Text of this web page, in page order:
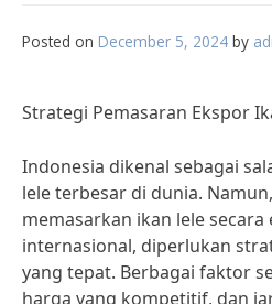
Posted on December 5, 2024 by
Strategi Pemasaran Ekspor
Indonesia dikenal sebagai
lele terbesar di dunia.
memasarkan ikan lele
internasional, diperlukan
yang tepat. Berbagai faktor
harga yang kompetitif, dan